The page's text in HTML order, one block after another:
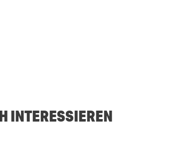
INTERESSIEREN